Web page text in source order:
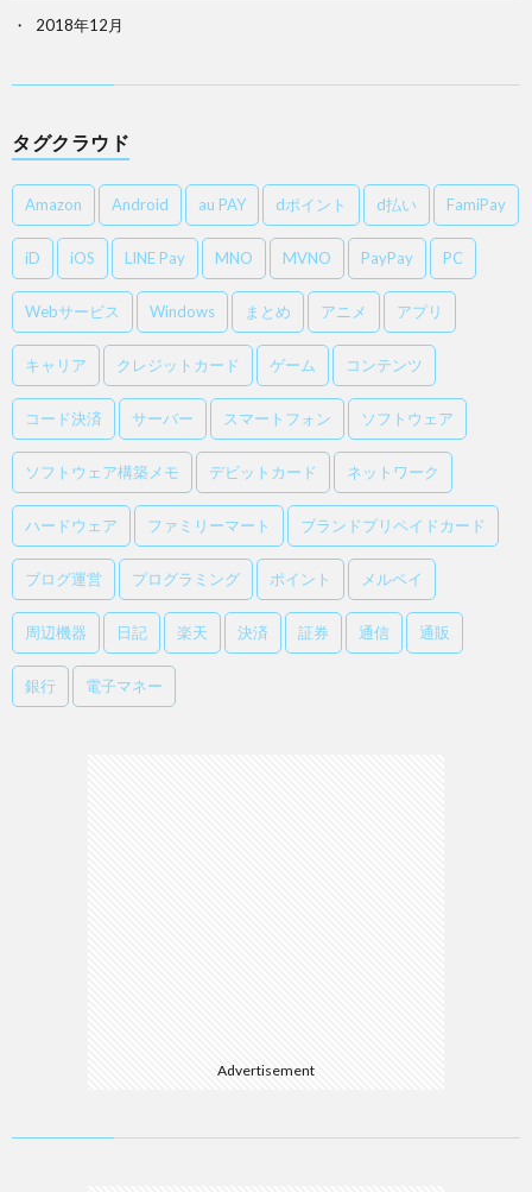
2018年12月
タグクラウド
Amazon Android au PAY dポイント d払い FamiPay
iD iOS LINE Pay MNO MVNO PayPay PC
Webサービス Windows まとめ アニメ アプリ
キャリア クレジットカード ゲーム コンテンツ
コード決済 サーバー スマートフォン ソフトウェア
ソフトウェア構築メモ デビットカード ネットワーク
ハードウェア ファミリーマート ブランドプリペイドカード
ブログ運営 プログラミング ポイント メルペイ
周辺機器 日記 楽天 決済 証券 通信 通販
銀行 電子マネー
Advertisement